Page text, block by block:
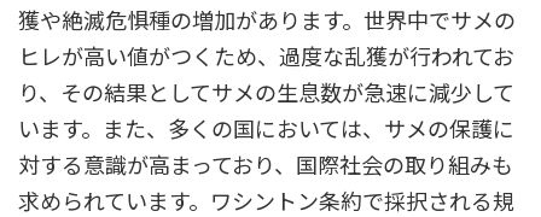
獲や絶滅危惧種の増加があります。世界中でサメの
ヒレが高い値がつくため、過度な乱獲が行われてお
り、その結果としてサメの生息数が急速に減少して
います。また、多くの国においては、サメの保護に
対する意識が高まっており、国際社会の取り組みも
求められています。ワシントン条約で採択される規